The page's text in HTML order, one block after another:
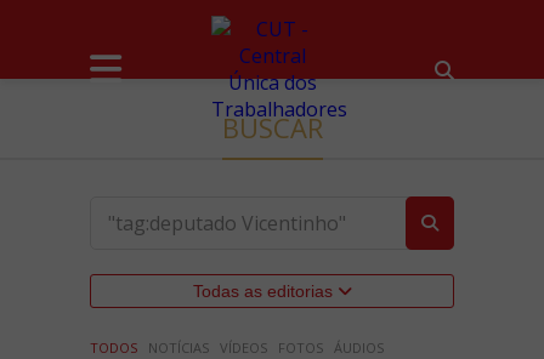
BUSCAR
Todas as editorias
TODOS NOTÍCIAS VÍDEOS FOTOS ÁUDIOS